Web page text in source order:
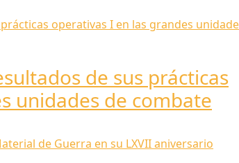
de sus prácticas
unidades de combate